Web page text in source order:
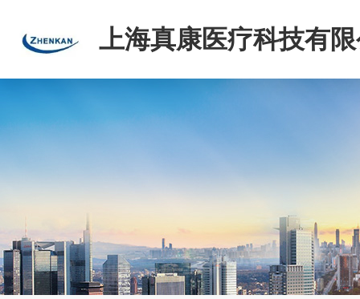
上海真康医疗科技有